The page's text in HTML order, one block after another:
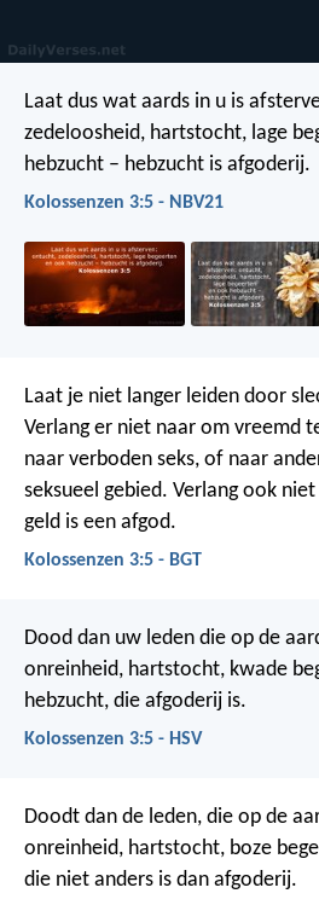
Laat dus wat aards in u is
zedeloosheid, hartstocht, lage
hebzucht – hebzucht is afgoderij.
Kolossenzen 3:5 - NBV21
Laat je niet langer leiden door
Verlang er niet naar om vreemd
naar verboden seks, of naar
seksueel gebied. Verlang ook
geld is een afgod.
Kolossenzen 3:5 - BGT
Dood dan uw leden die op de
onreinheid, hartstocht, kwade
hebzucht, die afgoderij is.
Kolossenzen 3:5 - HSV
Doodt dan de leden, die op de
onreinheid, hartstocht, boze
die niet anders is dan afgoderij.